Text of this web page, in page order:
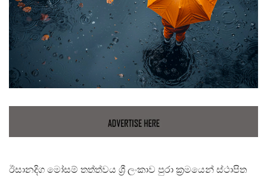
ඊසානදිග මෝසම් තත්ත්වය ශ්‍රී ලංකාව පුරා ක්‍රමයෙන් ස්ථාපිත